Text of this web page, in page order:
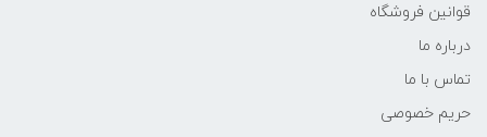
قوانین فروشگاه
درباره ما
تماس با ما
حریم خصوصی